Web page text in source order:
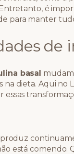
é
para manter
de
basal mudam
dieta. Aqui no
essas
está comendo.